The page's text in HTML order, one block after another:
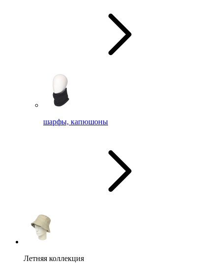
шарфы, капюшоны
Летняя коллекция